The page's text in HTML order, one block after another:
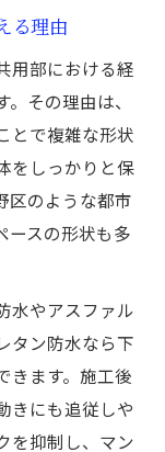
る理由
用部における経
その理由は、
とで複雑な形状
をしっかりと保
区のような都市
ースの形状も多
水やアスファル
タン防水なら下
きます。施工後
きにも追従しや
を抑制し、マン